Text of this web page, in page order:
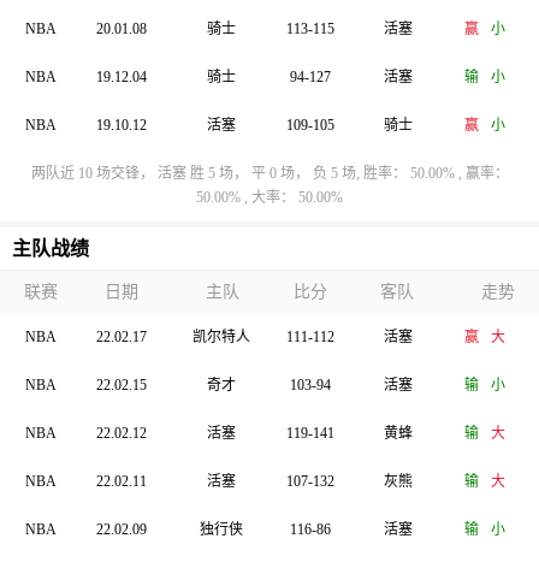
NBA 20.01.08 骑士 113-115 活塞 赢 小
NBA 19.12.04 骑士 94-127 活塞 输 小
NBA 19.10.12 活塞 109-105 骑士 赢 小
两队近 10 场交锋， 活塞 胜 5 场， 平 0 场， 负 5 场, 胜率： 50.00% , 赢率：
50.00% , 大率： 50.00%
主队战绩
联赛 日期 主队 比分 客队 走势
NBA 22.02.17 凯尔特人 111-112 活塞 赢 大
NBA 22.02.15 奇才 103-94 活塞 输 小
NBA 22.02.12 活塞 119-141 黄蜂 输 大
NBA 22.02.11 活塞 107-132 灰熊 输 大
NBA 22.02.09 独行侠 116-86 活塞 输 小